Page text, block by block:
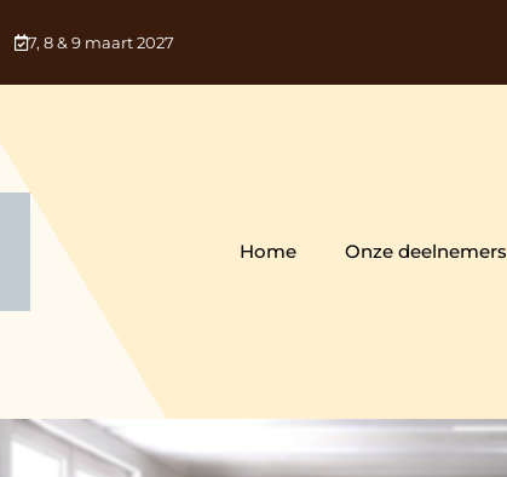
7, 8 & 9 maart 2027
Home Onze deelnemers